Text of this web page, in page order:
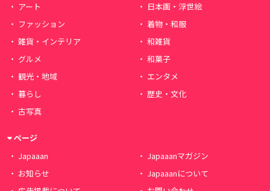
アート
日本画・浮世絵
ファッション
着物・和服
雑貨・インテリア
和雑貨
グルメ
和菓子
観光・地域
エンタメ
暮らし
歴史・文化
古写真
ページ
Japaaan
Japaaanマガジン
お知らせ
Japaaanについて